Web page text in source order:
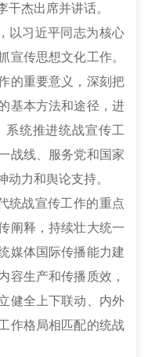
杰出席并讲话。
以习近平同志为核心
宣传思想文化工作。
的重要意义，深刻把
基本方法和途径，进
统推进统战宣传工
战线、服务党和国家
动力和舆论支持。
统战宣传工作的重点
阐释，持续壮大统一
媒体国际传播能力建
容生产和传播质效，
健全上下联动、内外
作格局相匹配的统战